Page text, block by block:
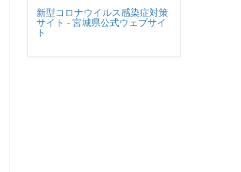
新型コロナウイルス感染症対策
サイト - 宮城県公式ウェブサイ
ト